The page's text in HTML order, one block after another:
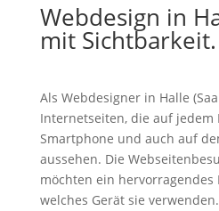
Webdesign in
mit Sichtbarkeit.
Als Webdesigner in Halle
Internetseiten, die auf jedem
Smartphone und auch auf
aussehen. Die
möchten ein hervorragendes
welches Gerät sie